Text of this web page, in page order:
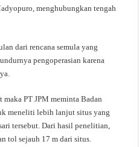
menghubungkan tengah
dari rencana semula yang
pengoperasian karena
maka PT JPM meminta Badan
meneliti lebih lanjut situs yang
tersebut. Dari hasil penelitian,
tol sejauh 17 m dari situs.